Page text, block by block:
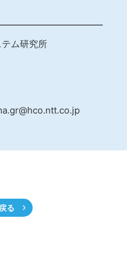
ム研究所
る